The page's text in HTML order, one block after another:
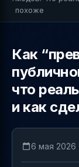
похоже
Как
что
и как
6 мая 2026